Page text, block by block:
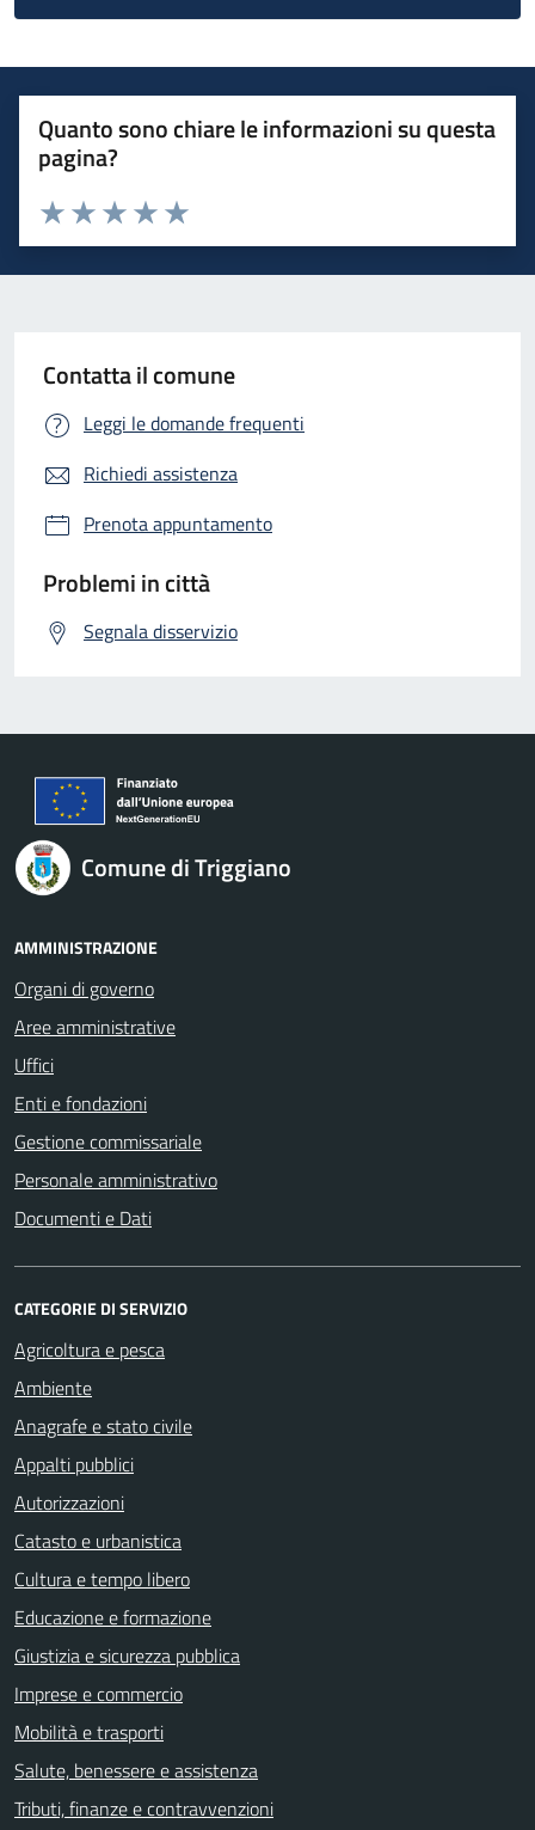
Quanto sono chiare le informazioni su questa
pagina?
Valuta 5 stelle su 5
Valuta 4 stelle su 5
Valuta 3 stelle su 5
Valuta 2 stelle su 5
Valuta 1 stelle su 5
Contatta il comune
Leggi le domande frequenti
Richiedi assistenza
Prenota appuntamento
Problemi in città
Segnala disservizio
Comune di Triggiano
AMMINISTRAZIONE
Organi di governo
Aree amministrative
Uffici
Enti e fondazioni
Gestione commissariale
Personale amministrativo
Documenti e Dati
CATEGORIE DI SERVIZIO
Agricoltura e pesca
Ambiente
Anagrafe e stato civile
Appalti pubblici
Autorizzazioni
Catasto e urbanistica
Cultura e tempo libero
Educazione e formazione
Giustizia e sicurezza pubblica
Imprese e commercio
Mobilità e trasporti
Salute, benessere e assistenza
Tributi, finanze e contravvenzioni